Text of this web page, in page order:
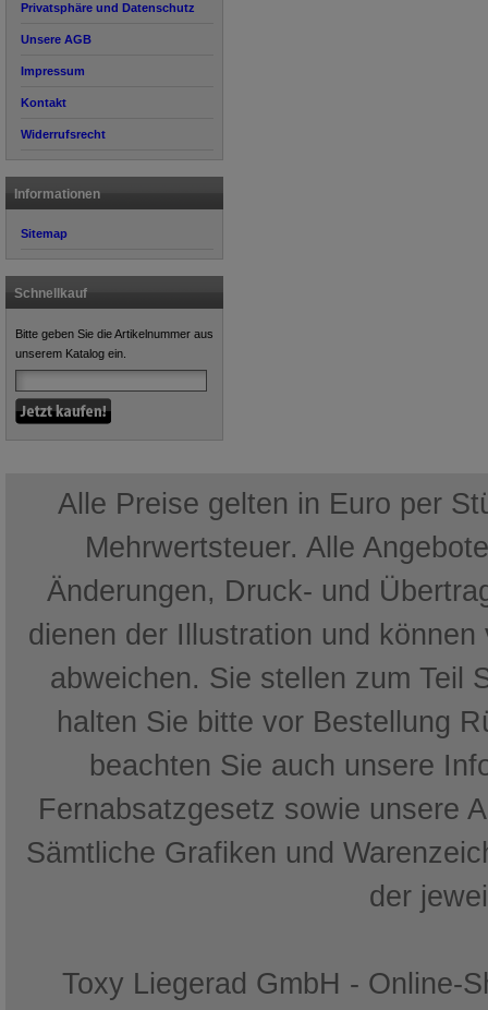
Privatsphäre und Datenschutz
Unsere AGB
Impressum
Kontakt
Widerrufsrecht
Informationen
Sitemap
Schnellkauf
Bitte geben Sie die Artikelnummer aus
unserem Katalog ein.
Alle Preise gelten in Euro per
Mehrwertsteuer. Alle
Änderungen, Druck- und
dienen der Illustration und
abweichen. Sie stellen zum Teil
halten Sie bitte vor Bestellung
beachten Sie auch unsere
Fernabsatzgesetz sowie unsere
Sämtliche Grafiken und
der
Toxy Liegerad GmbH - Online-